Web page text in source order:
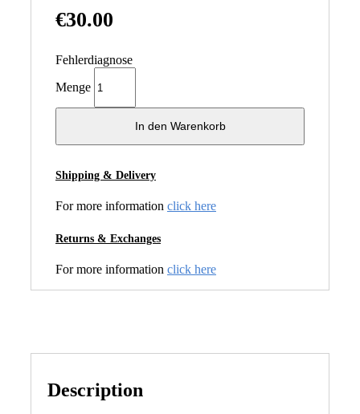
€30.00
Fehlerdiagnose
Menge
In den Warenkorb
Shipping & Delivery
For more information click here
Returns & Exchanges
For more information click here
Description